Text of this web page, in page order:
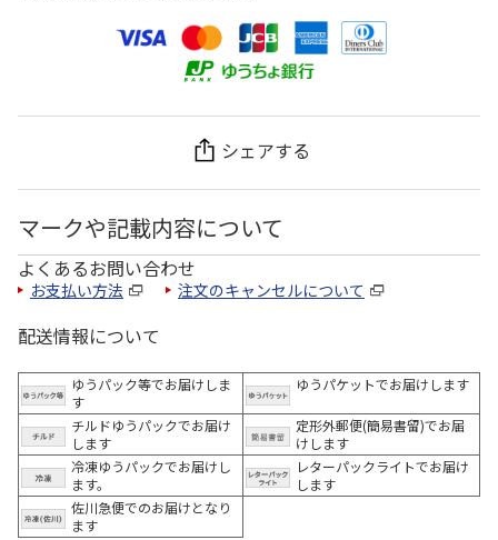
シェアする
マークや記載内容について
よくあるお問い合わせ
お支払い方法 注文のキャンセルについて
配送情報について
ゆうパック等でお届けしま
す
ゆうパケットでお届けします
チルドゆうパックでお届け
します
定形外郵便(簡易書留)でお届
けします
冷凍ゆうパックでお届けし
ます。
レターパックライトでお届け
します
佐川急便でのお届けとなり
ます